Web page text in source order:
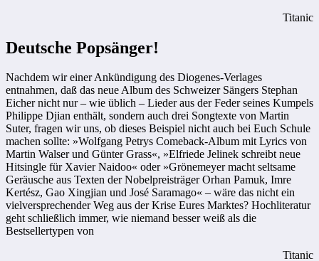
Titanic
Deutsche Popsänger!
Nachdem wir einer Ankündigung des Diogenes-Verlages
entnahmen, daß das neue Album des Schweizer Sängers Stephan
Eicher nicht nur – wie üblich – Lieder aus der Feder seines Kumpels
Philippe Djian enthält, sondern auch drei Songtexte von Martin
Suter, fragen wir uns, ob dieses Beispiel nicht auch bei Euch Schule
machen sollte: »Wolfgang Petrys Comeback-Album mit Lyrics von
Martin Walser und Günter Grass«, »Elfriede Jelinek schreibt neue
Hitsingle für Xavier Naidoo« oder »Grönemeyer macht seltsame
Geräusche aus Texten der Nobelpreisträger Orhan Pamuk, Imre
Kertész, Gao Xingjian und José Saramago« – wäre das nicht ein
vielversprechender Weg aus der Krise Eures Marktes? Hochliteratur
geht schließlich immer, wie niemand besser weiß als die
Bestsellertypen von
Titanic